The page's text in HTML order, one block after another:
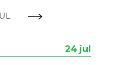
24 jul